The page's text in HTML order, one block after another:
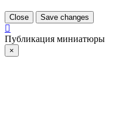
Close Save changes
Публикация миниатюры
×